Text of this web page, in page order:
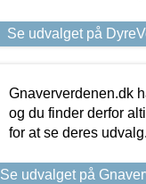
Se udvalget på
Gnaververdenen.dk
og du finder derfor
for at se deres udvalg.
Se udvalget på